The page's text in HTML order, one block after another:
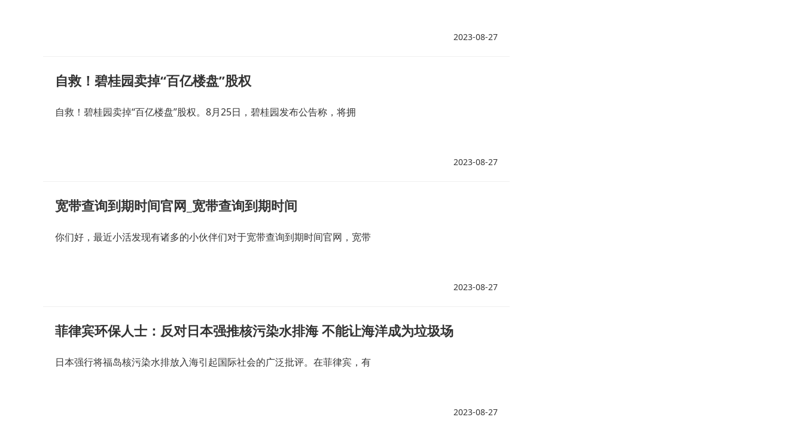
2023-08-27
自救！碧桂园卖掉“百亿楼盘”股权
自救！碧桂园卖掉“百亿楼盘”股权。8月25日，碧桂园发布公告称，将拥
2023-08-27
宽带查询到期时间官网_宽带查询到期时间
你们好，最近小活发现有诸多的小伙伴们对于宽带查询到期时间官网，宽带
2023-08-27
菲律宾环保人士：反对日本强推核污染水排海 不能让海洋成为垃圾场
日本强行将福岛核污染水排放入海引起国际社会的广泛批评。在菲律宾，有
2023-08-27